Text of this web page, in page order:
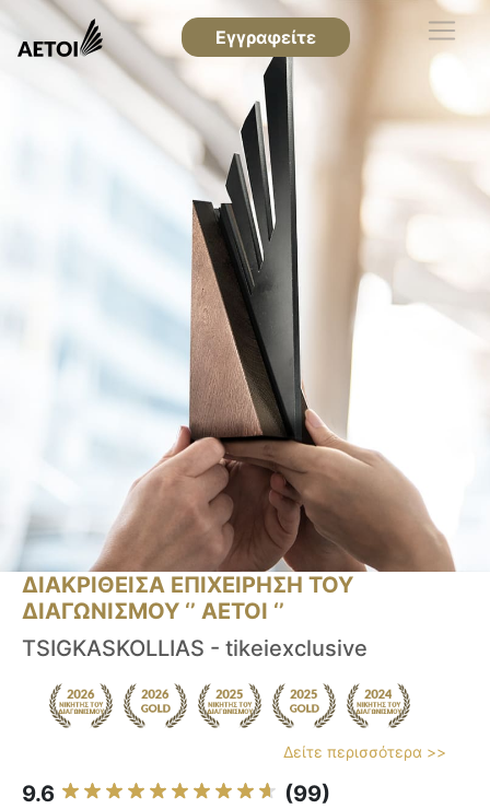
Εγγραφείτε
ΔΙΑΚΡΙΘΕΙΣΑ ΕΠΙΧΕΙΡΗΣΗ ΤΟΥ
ΔΙΑΓΩΝΙΣΜΟΥ ‘’ ΑΕΤΟΙ ‘’
TSIGKASKOLLIAS - tikeiexclusive
Δείτε περισσότερα >>
9.6 (99)